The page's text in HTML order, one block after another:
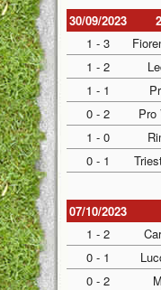
30/09/2023
1 - 3
1 - 2
1 - 1
0 - 2
Pro
1 - 0
0 - 1
07/10/2023
1 - 2
0 - 1
0 - 2